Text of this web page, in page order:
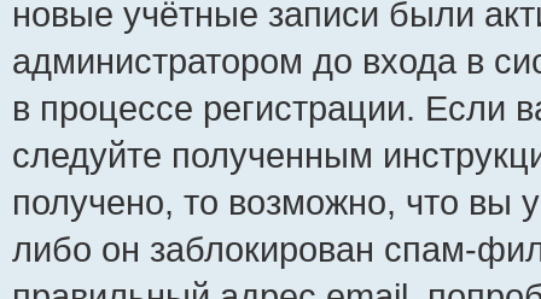
новые учётные записи были
администратором до входа в
в процессе регистрации.
следуйте полученным
получено, то возможно, что вы
либо он заблокирован спам-